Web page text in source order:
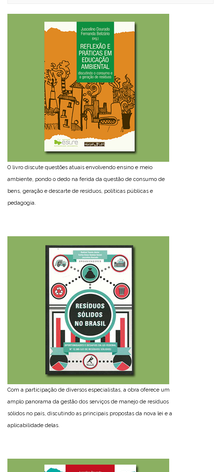
O livro discute questões atuais envolvendo ensino e meio
ambiente, pondo o dedo na ferida da questão de consumo de
bens, geração e descarte de resíduos, políticas públicas e
pedagogia.
Com a participação de diversos especialistas, a obra oferece um
amplo panorama da gestão dos serviços de manejo de resíduos
sólidos no país, discutindo as principais propostas da nova lei e a
aplicabilidade delas.